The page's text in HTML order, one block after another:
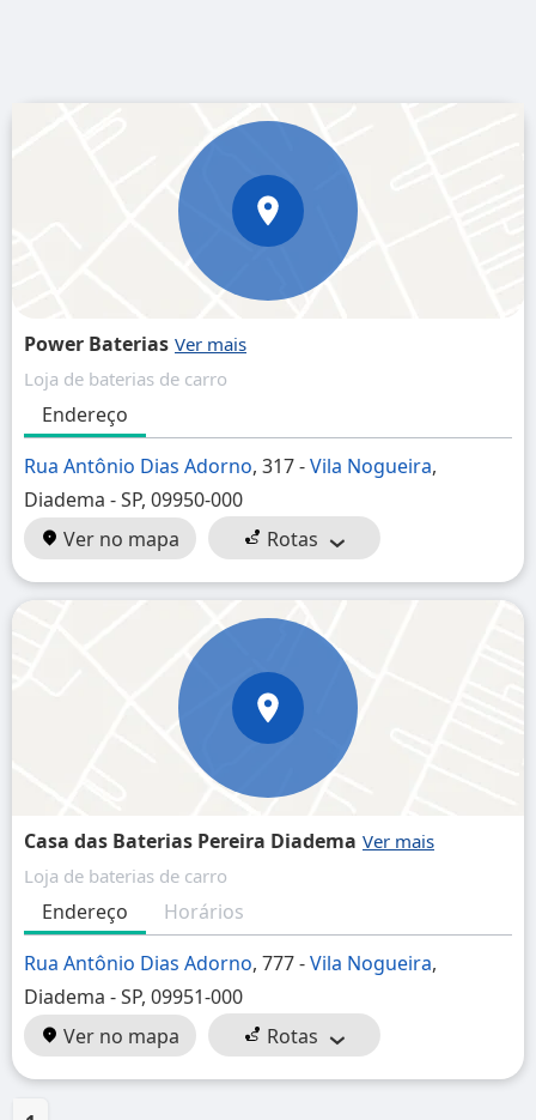
Power Baterias
Loja de baterias de carro
Endereço
Rua Antônio Dias Adorno, 317 -Vila Nogueira,
Diadema - SP, 09950-000
Ver no mapa
Rotas
Casa das Baterias Pereira Diadema
Loja de baterias de carro
Endereço
Horários
Rua Antônio Dias Adorno, 777 -Vila Nogueira,
Diadema - SP, 09951-000
Ver no mapa
Rotas